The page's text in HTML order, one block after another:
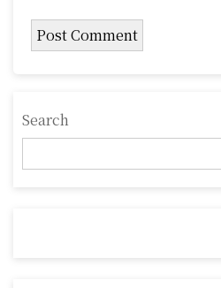
Search